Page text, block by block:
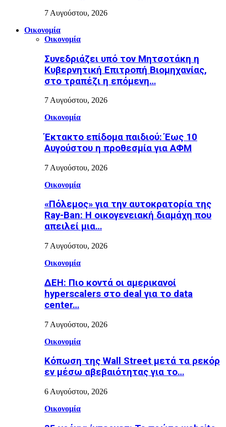
7 Αυγούστου, 2026
Οικονομία
Οικονομία
Συνεδριάζει υπό τον Μητσοτάκη η
Κυβερνητική Επιτροπή Βιομηχανίας,
στο τραπέζι η επόμενη…
7 Αυγούστου, 2026
Οικονομία
Έκτακτο επίδομα παιδιού: Έως 10
Αυγούστου η προθεσμία για ΑΦΜ
7 Αυγούστου, 2026
Οικονομία
«Πόλεμος» για την αυτοκρατορία της
Ray-Ban: Η οικογενειακή διαμάχη που
απειλεί μια…
7 Αυγούστου, 2026
Οικονομία
ΔΕΗ: Πιο κοντά οι αμερικανοί
hyperscalers στο deal για το data
center…
7 Αυγούστου, 2026
Οικονομία
Κόπωση της Wall Street μετά τα ρεκόρ
εν μέσω αβεβαιότητας για το…
6 Αυγούστου, 2026
Οικονομία